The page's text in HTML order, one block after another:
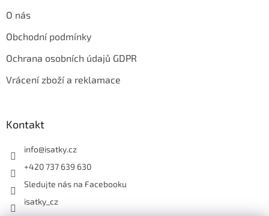
O nás
Obchodní podmínky
Ochrana osobních údajů GDPR
Vrácení zboží a reklamace
Kontakt
info@isatky.cz
+420 737 639 630
Sledujte nás na Facebooku
isatky_cz